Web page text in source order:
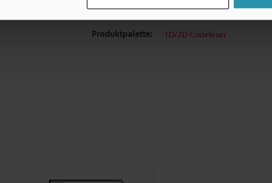
Kontakt / Support: Fragen
Produktpalette: 1D/2D-Codeleser